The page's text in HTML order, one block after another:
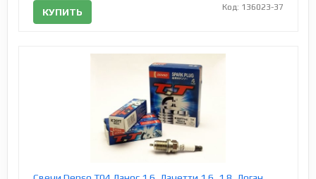
КУПИТЬ Код: 136023-37